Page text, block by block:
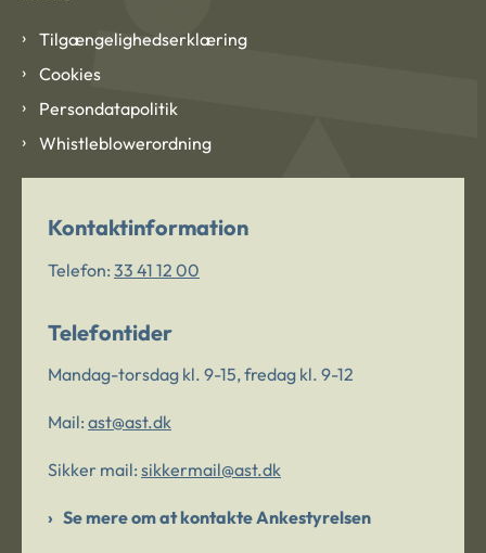
Tilgængelighedserklæring
Cookies
Persondatapolitik
Whistleblowerordning
Kontaktinformation
Telefon: 33 41 12 00
Telefontider
Mandag-torsdag kl. 9-15, fredag kl. 9-12
Mail: ast@ast.dk
Sikker mail: sikkermail@ast.dk
Se mere om at kontakte Ankestyrelsen